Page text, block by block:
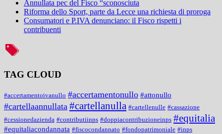
Annullata pec del Fisco “sconosciuta
Riforma dello Sport, parte da Lecce una richiesta di proroga
Consumatori e P.IVA denunciano: il Fisco rispetti i
contribuenti
TAG CLOUD
#accertamentoivanullo #accertamentonullo #attonullo
#cartellaannullata #cartellanulla #cartellenulle #cassazione
#cessionedazienda #contributiinps #doppiacontribuzioneinps #equitalia
#equitaliacondannata #fiscocondannato #fondopatrimoniale #inps